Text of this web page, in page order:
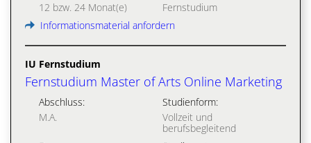
12 bzw. 24 Monat(e)
Fernstudium
Informationsmaterial anfordern
IU Fernstudium
Fernstudium Master of Arts Online Marketing
Abschluss:
M.A.
Studienform:
Vollzeit und
berufsbegleitend